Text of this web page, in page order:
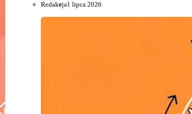
Redakcja1 lipca 2026